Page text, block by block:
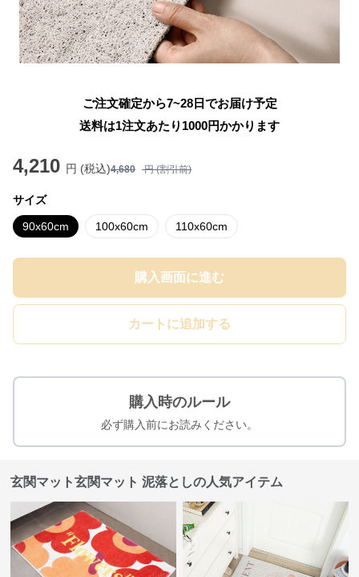
ご注文確定から7~28日でお届け予定
送料は1注文あたり 1000円かかります
4,210 円 (税込)4,680 円 (割引前)
サイズ
90x60cm 100x60cm 110x60cm
購入画面に進む
カートに追加する
購入時のルール
必ず購入前にお読みください。
玄関マット玄関マット 泥落としの人気アイテム